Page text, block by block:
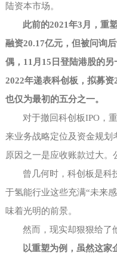
陆资本市场。
此前的2021年3月，重
融资20.17亿元，但被问询
偶，11月15日登陆港股的
2022年递表科创板，拟募
也仅为最初的五分之一。
对于撤回科创板IPO，
来业务战略定位及资金规划
原因之一是应收账款过大。
曾几何时，科创板是科
于氢能行业这些充满“未来
味着光明的前景。
然而，现实却狠狠给了
以重塑为例，虽然这家